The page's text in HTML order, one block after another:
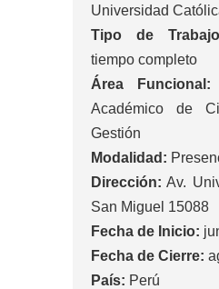
Universidad
Tipo de
tiempo completo
Área Funcional:
Académico de
Gestión
Modalidad:
Dirección: Av.
San Miguel 15088
Fecha de Inicio:
Fecha de Cierre:
País: Perú